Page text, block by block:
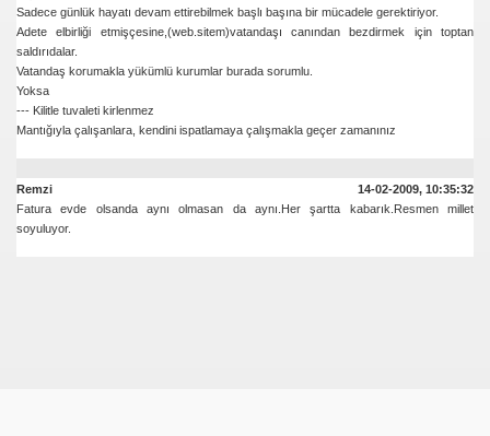
Sadece günlük hayatı devam ettirebilmek başlı başına bir mücadele gerektiriyor.
Adete elbirliği etmişçesine,(web.sitem)vatandaşı canından bezdirmek için toptan
saldırıdalar.
Vatandaş korumakla yükümlü kurumlar burada sorumlu.
Yoksa
--- Kilitle tuvaleti kirlenmez
Mantığıyla çalışanlara, kendini ispatlamaya çalışmakla geçer zamanınız
Remzi
14-02-2009, 10:35:32
Fatura evde olsanda aynı olmasan da aynı.Her şartta kabarık.Resmen millet
soyuluyor.
4,3 YTL